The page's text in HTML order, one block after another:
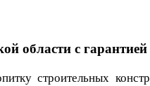
области с гарантией
строительных